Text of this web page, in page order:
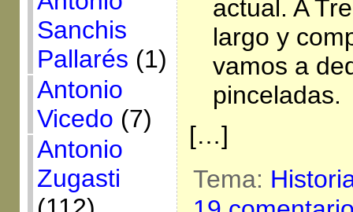
Sanchis
Pallarés (1)
Antonio
Vicedo (7)
Antonio
Zugasti
actual. A
largo y
vamos a
pinceladas.
[…]
Tema: